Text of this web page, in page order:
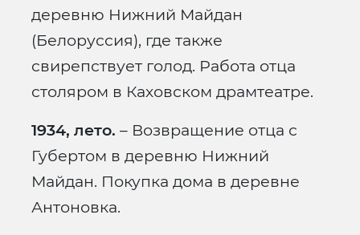
деревню Нижний Майдан
(Белоруссия), где также
свирепствует голод. Работа отца
столяром в Каховском драмтеатре.
1934, лето. – Возвращение отца с
Губертом в деревню Нижний
Майдан. Покупка дома в деревне
Антоновка.